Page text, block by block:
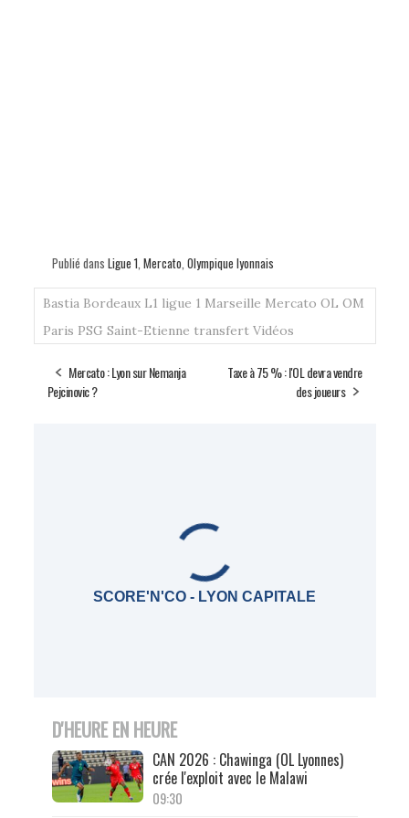
Publié dans Ligue 1, Mercato, Olympique lyonnais
Bastia Bordeaux L1 ligue 1 Marseille Mercato OL OM
Paris PSG Saint-Etienne transfert Vidéos
Mercato : Lyon sur Nemanja
Pejcinovic ?
Taxe à 75 % : l'OL devra vendre
des joueurs
SCORE'N'CO - LYON CAPITALE
D'HEURE EN HEURE
CAN 2026 : Chawinga (OL Lyonnes)
crée l'exploit avec le Malawi
09:30